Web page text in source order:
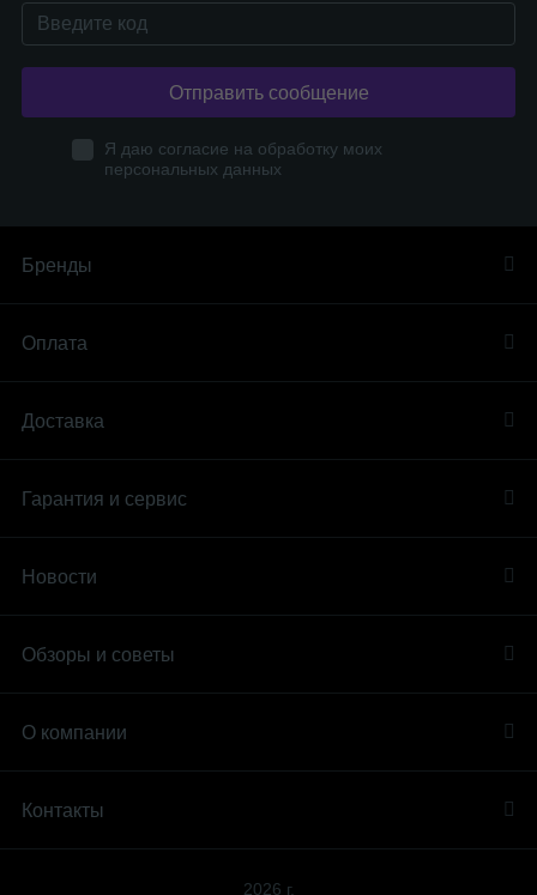
Отправить сообщение
Я даю согласие на обработку моих
персональных данных
Бренды
Оплата
Доставка
Гарантия и сервис
Новости
Обзоры и советы
О компании
Контакты
2026 г.